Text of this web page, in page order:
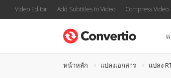
Video Editor Add Subtitles to Video Compress Video
หน้าหลัก แปลงเอกสาร แปลง